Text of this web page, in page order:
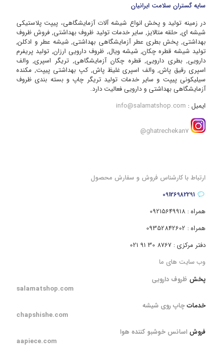
سایه گستران سلامت ایرانیان
در زمینه تولید و پخش انواع شیشه آلات آزمایشگاهی، پیپت پلاستیکی
شیشه ای, حلقه متالایز, سایر خدمات تولید ظروف بهداشتی, فروش ظروف
بهداشتی, پخش بطری عطر آزمایشگاهی بهداشتی, شیشه عطر و ادکلن,
تولید شیشه قطره چکان, شیشه ویال, ظروف دارویی ارزان, تولید پریفرم
دارویی, بطری دارویی, قطره چکان آزمایشگاهی, تریگر اسپری, والف
اسپری رقیق پاش, والف اسپری غلیظ پاش, کپ بهداشتی پیپت, مکنده
سیلیکونی پیپت و سایر خدمات تولید تریگر چاپ و بسته بندی ظروف
آزمایشگاهی بهداشتی و دارویی فعالیت دارد.
ایمیل : info@salamatshop.com
ghatrechekan7@
ارتباط با کارشناس فروش و سفارش محصول
09126982291
همراه : 09215649918
همراه : 09352842602
دفتر مرکزی : 8767 30 91 021
وب سایت های ما
پخش ظروف دارویی
salamatshop.com
خدماتچاپ روی شیشه
chapshishe.com
فروش اسانس خوشبو کننده هوا
aapiece.com